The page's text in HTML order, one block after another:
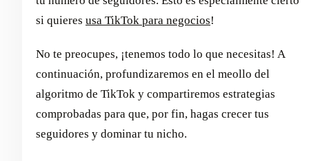
si quieres usa TikTok para negocios!
No te preocupes, ¡tenemos todo lo que necesitas! A
continuación, profundizaremos en el meollo del
algoritmo de TikTok y compartiremos estrategias
comprobadas para que, por fin, hagas crecer tus
seguidores y dominar tu nicho.